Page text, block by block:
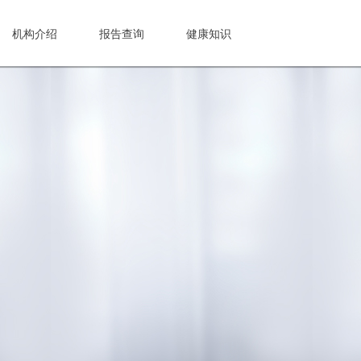
机构介绍 报告查询 健康知识